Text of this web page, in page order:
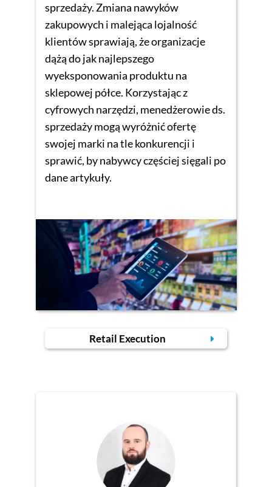
sprzedaży. Zmiana nawyków
zakupowych i malejąca lojalność
klientów sprawiają, że organizacje
dążą do jak najlepszego
wyeksponowania produktu na
sklepowej półce. Korzystając z
cyfrowych narzędzi, menedżerowie ds.
sprzedaży mogą wyróżnić ofertę
swojej marki na tle konkurencji i
sprawić, by nabywcy częściej sięgali po
dane artykuły.
Retail Execution